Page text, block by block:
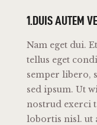
1.DUIS AUTEM
Nam eget dui.
tellus eget
semper libero,
sed ipsum. Ut
nostrud exerci
lobortis nisl. ut